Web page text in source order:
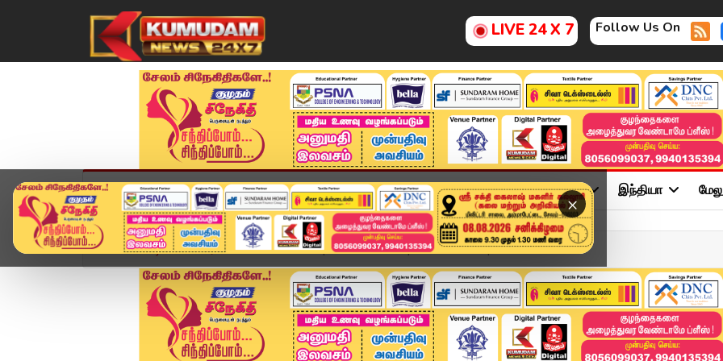
LIVE 24 X 7 Follow Us On
×
முகப்பு விளையாட்டு அண்மை தமிழ்நாடு சினிமா அரசியல் விளையாட்டு இந்தியா
Home வீடியோ ஸ்டோரி Headlines Now | 3 PM Headline | 06 NOV 2025 | T...